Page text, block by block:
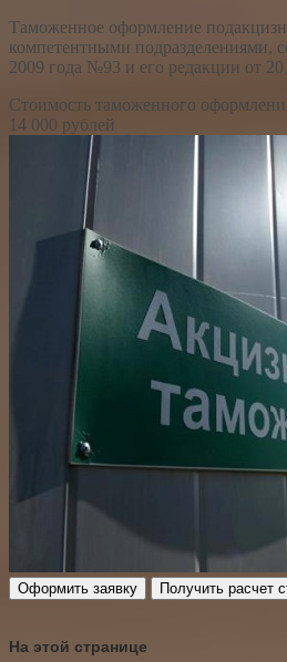
Таможенное оформление
компетентными подразделениями,
2009 года №93 и его редакции от
Стоимость таможенного
14 000 рублей
Оформить заявку Получить расчет
На этой странице